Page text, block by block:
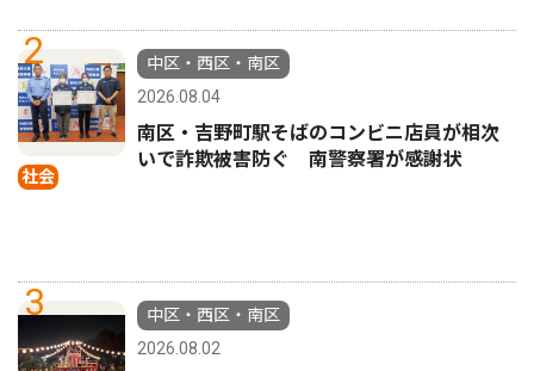
2
社会
中区・西区・南区
2026.08.04
南区・吉野町駅そばのコンビニ店員が相次
いで詐欺被害防ぐ 南警察署が感謝状
3
中区・西区・南区
2026.08.02